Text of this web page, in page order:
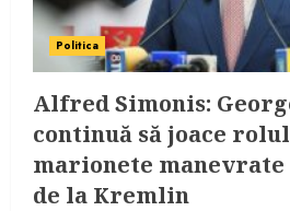
Politica
Alfred Simonis:
continuă să joace
marionete
de la Kremlin